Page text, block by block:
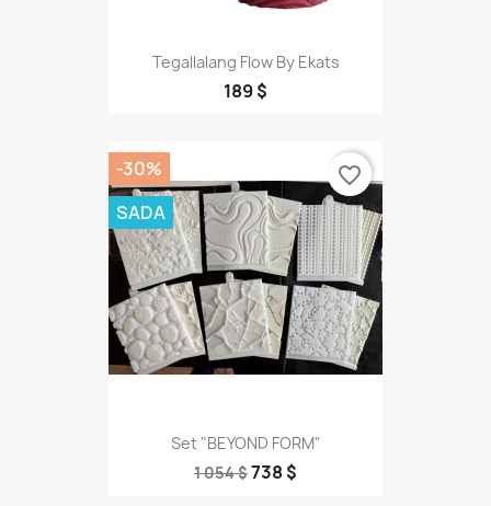
Tegallalang Flow By Ekats
189 $
Set "BEYOND FORM"
1 054 $738 $
-30%
SADA
favorite_border